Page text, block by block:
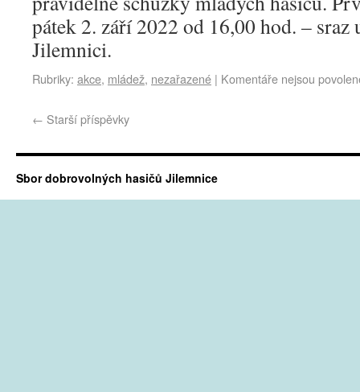
pátek 2. září 2022 od 16,00 hod. – sraz
Jilemnici.
Rubriky: akce, mládež, nezařazené | Komentáře nejsou
← Starší příspěvky
Sbor dobrovolných hasičů Jilemnice